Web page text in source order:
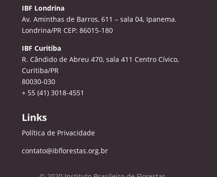
IBF Londrina
Av. Aminthas de Barros, 611 – sala 04, Ipanema.
Londrina/PR CEP: 86015-180
IBF Curitiba
R. Cândido de Abreu 470, sala 411 Centro Cívico,
Curitiba/PR
80030-030
+ 55 (41) 3018-4551
Links
Política de Privacidade
contato@ibflorestas.org.br